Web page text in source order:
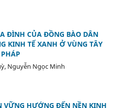
ĐÌNH CỦA ĐỒNG BÀO DÂN
KINH TẾ XANH Ở VÙNG TÂY
Nguyễn Ngọc Minh
VỮNG HƯỚNG ĐẾN NỀN KINH